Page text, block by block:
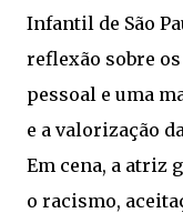
Infantil de São
reflexão sobre
pessoal e uma
e a valorização
Em cena, a atriz
o racismo,